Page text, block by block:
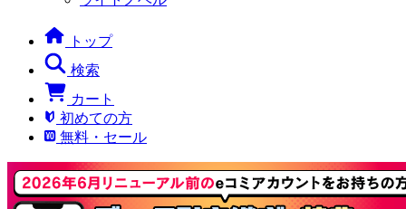
トップ
検索
カート
初めての方
無料・セール